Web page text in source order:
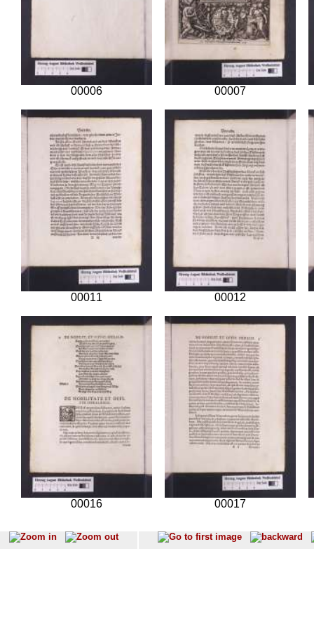
00006 00007
00011 00012
00016 00017